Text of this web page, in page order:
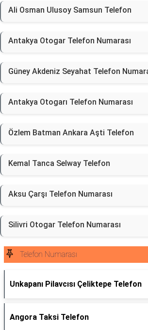
Ali Osman Ulusoy Samsun Telefon
Antakya Otogar Telefon Numarası
Güney Akdeniz Seyahat Telefon
Antakya Otogarı Telefon Numarası
Özlem Batman Ankara Aşti Telefon
Kemal Tanca Selway Telefon
Aksu Çarşı Telefon Numarası
Silivri Otogar Telefon Numarası
Telefon Numarası
Unkapanı Pilavcısı Çeliktepe Telefon
Angora Taksi Telefon